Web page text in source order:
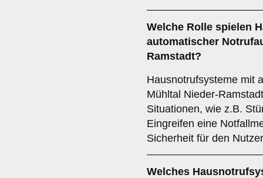
Welche Rolle spielen
automatischer
Ramstadt?
Hausnotrufsysteme mit
Mühltal Nieder-
Situationen, wie z.B.
Eingreifen eine
Sicherheit für den
Welches